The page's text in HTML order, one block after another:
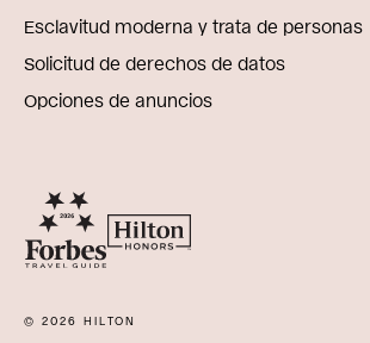
Esclavitud moderna y trata de personas
Solicitud de derechos de datos
Opciones de anuncios
© 2026 HILTON